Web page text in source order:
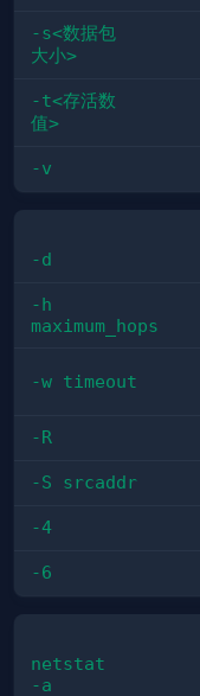
-s<数据包
大小>
-t<存活数
值>
-v
-d
-h
maximum_hops
-w timeout
-R
-S srcaddr
-4
-6
netstat
-a